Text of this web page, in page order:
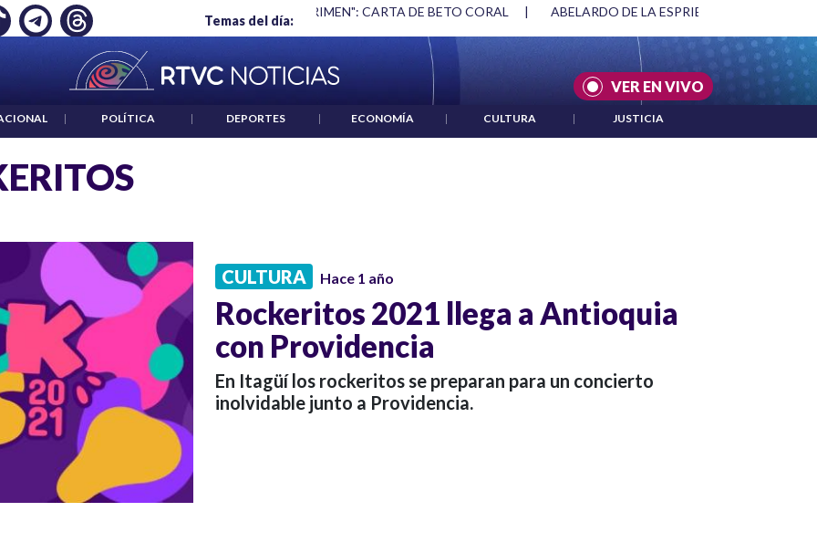
Temas del día:
EMPLEO: JP MORGAN "HABLAR NO ES UN CRIMEN": CARTA DE BETO CORAL | ABELARDO DE LA ESPRIELLA Y DMG
VER EN VIVO
| POLÍTICA | DEPORTES | ECONOMÍA | CULTURA | JUSTICIA
CULTURA Hace 1 año
Rockeritos 2021 llega a Antioquia
con Providencia
En Itagüí los rockeritos se preparan para un concierto
inolvidable junto a Providencia.